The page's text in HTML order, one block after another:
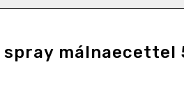
málnaecettel